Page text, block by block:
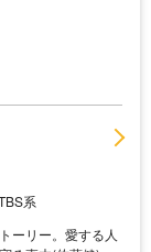
系
ーリー。愛する人